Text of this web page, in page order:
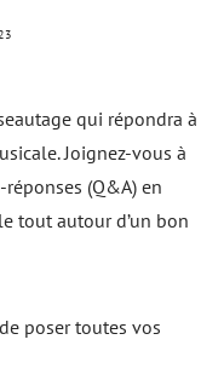
qui répondra à
Joignez-vous à
(Q&A) en
tout autour d’un bon
poser toutes vos